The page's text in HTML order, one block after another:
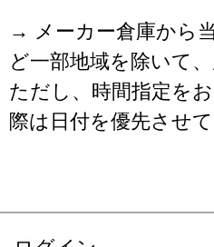
→ メーカー倉庫から
ど一部地域を除いて
ただし、時間指定を
際は日付を優先させ